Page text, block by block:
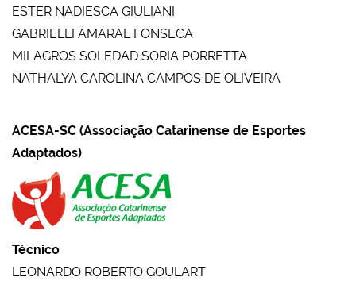
ESTER NADIESCA GIULIANI
GABRIELLI AMARAL FONSECA
MILAGROS SOLEDAD SORIA PORRETTA
NATHALYA CAROLINA CAMPOS DE OLIVEIRA
ACESA-SC (Associação Catarinense de Esportes
Adaptados)
Técnico
LEONARDO ROBERTO GOULART